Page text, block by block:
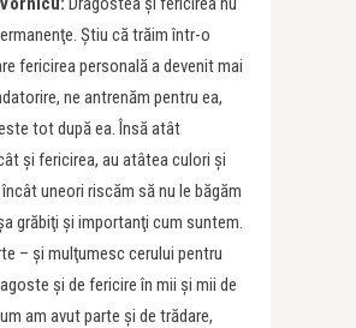
Ştiu că trăim într-o
fericirea personală a devenit mai
ne antrenăm pentru ea,
tot după ea. Însă atât
şi fericirea, au atâtea culori şi
uneori riscăm să nu le băgăm
grăbiţi şi importanţi cum suntem.
– şi mulţumesc cerului pentru
şi de fericire în mii şi mii de
am avut parte şi de trădare,